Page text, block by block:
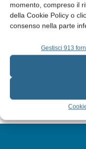
momento, compreso il
della Cookie Policy o
consenso nella parte
Gestisci 913
Edicola web